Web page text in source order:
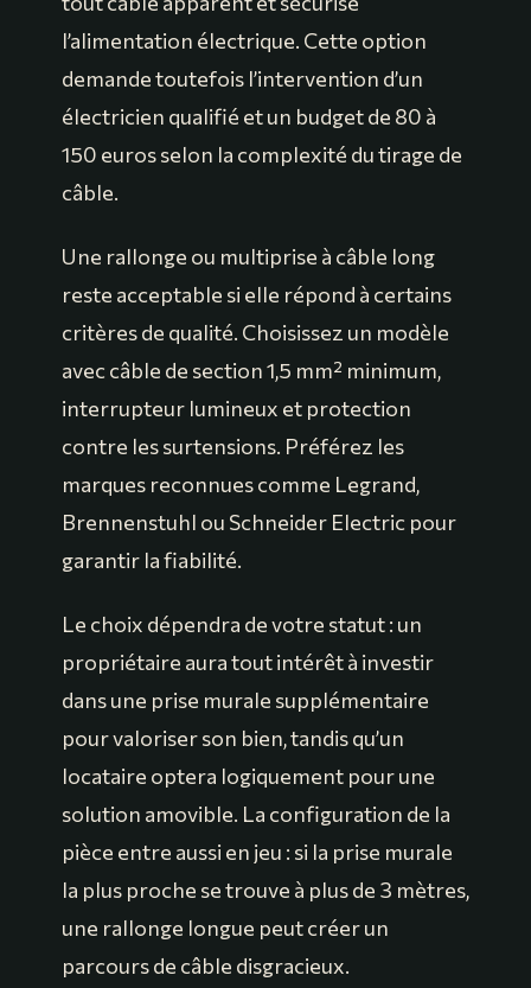
l’alimentation électrique. Cette option
demande toutefois l’intervention d’un
électricien qualifié et un budget de 80 à
150 euros selon la complexité du tirage de
câble.
Une rallonge ou multiprise à câble long
reste acceptable si elle répond à certains
critères de qualité. Choisissez un modèle
avec câble de section 1,5 mm² minimum,
interrupteur lumineux et protection
contre les surtensions. Préférez les
marques reconnues comme Legrand,
Brennenstuhl ou Schneider Electric pour
garantir la fiabilité.
Le choix dépendra de votre statut : un
propriétaire aura tout intérêt à investir
dans une prise murale supplémentaire
pour valoriser son bien, tandis qu’un
locataire optera logiquement pour une
solution amovible. La configuration de la
pièce entre aussi en jeu : si la prise murale
la plus proche se trouve à plus de 3 mètres,
une rallonge longue peut créer un
parcours de câble disgracieux.